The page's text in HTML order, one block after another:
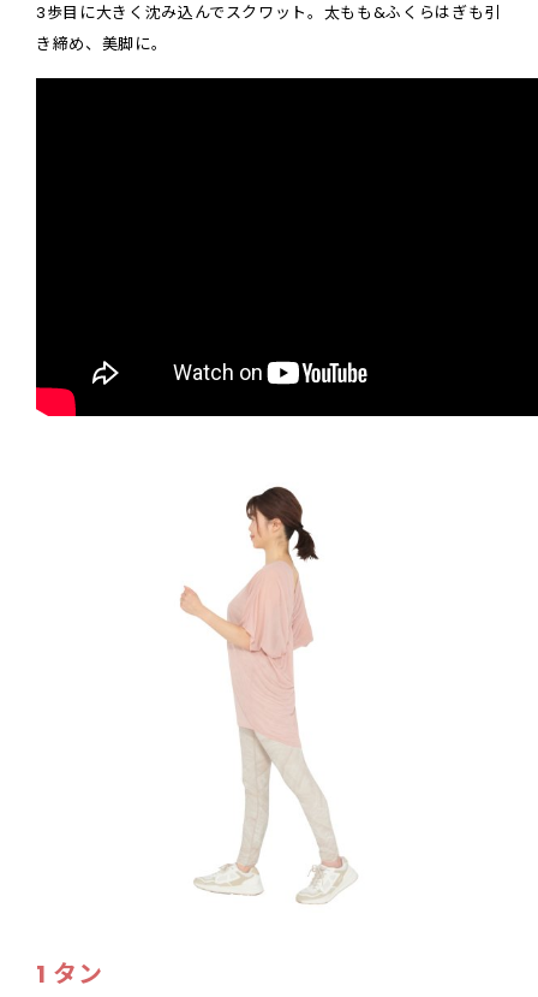
3歩目に大きく沈み込んでスクワット。太もも&ふくらはぎも引
き締め、美脚に。
1 タン